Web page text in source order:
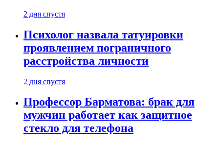
2 дня спустя
Психолог назвала татуировки
проявлением пограничного
расстройства личности
2 дня спустя
Профессор Барматова: брак для
мужчин работает как защитное
стекло для телефона